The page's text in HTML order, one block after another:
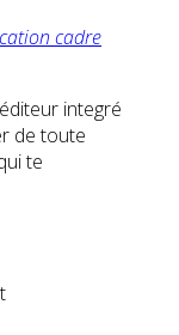
cadre
integré
de toute
te